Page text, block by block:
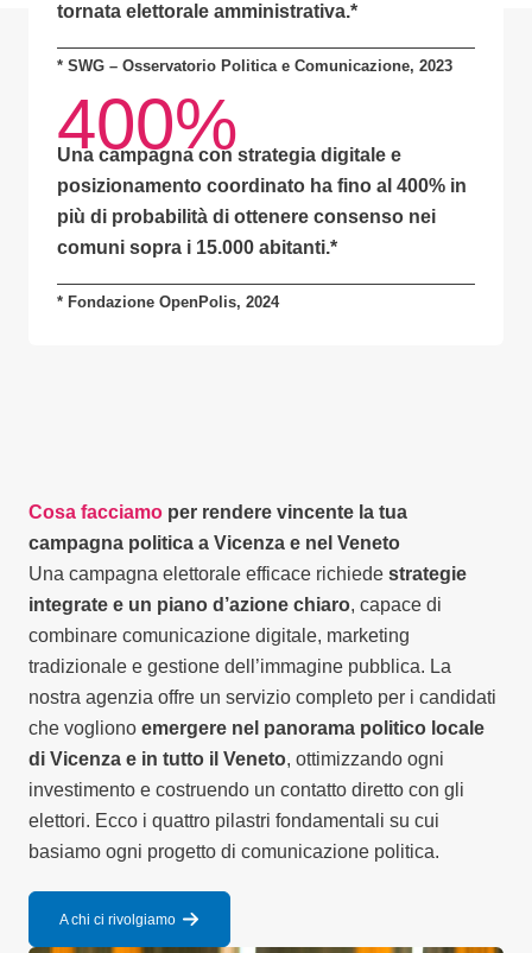
tornata elettorale amministrativa.*
* SWG – Osservatorio Politica e Comunicazione, 2023
400%
Una campagna con strategia digitale e
posizionamento coordinato ha fino al 400% in
più di probabilità di ottenere consenso nei
comuni sopra i 15.000 abitanti.*
* Fondazione OpenPolis, 2024
Cosa facciamo per rendere vincente la tua
campagna politica a Vicenza e nel Veneto
Una campagna elettorale efficace richiede strategie
integrate e un piano d’azione chiaro, capace di
combinare comunicazione digitale, marketing
tradizionale e gestione dell’immagine pubblica. La
nostra agenzia offre un servizio completo per i candidati
che vogliono emergere nel panorama politico locale
di Vicenza e in tutto il Veneto, ottimizzando ogni
investimento e costruendo un contatto diretto con gli
elettori. Ecco i quattro pilastri fondamentali su cui
basiamo ogni progetto di comunicazione politica.
A chi ci rivolgiamo